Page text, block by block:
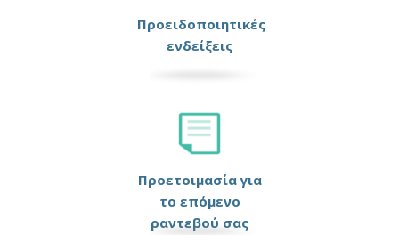
Προειδοποιητικές
ενδείξεις
Προετοιμασία για
το επόμενο
ραντεβού σας